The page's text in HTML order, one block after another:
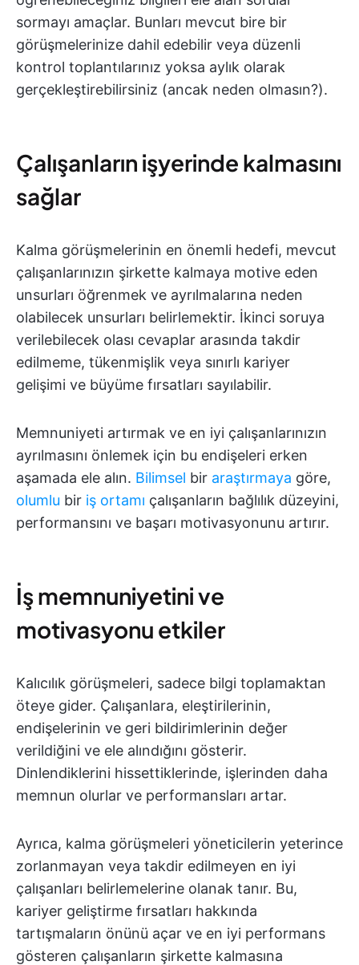
sormayı amaçlar. Bunları mevcut bire bir
görüşmelerinize dahil edebilir veya düzenli
kontrol toplantılarınız yoksa aylık olarak
gerçekleştirebilirsiniz (ancak neden olmasın?).
Çalışanların işyerinde kalmasını
sağlar
Kalma görüşmelerinin en önemli hedefi, mevcut
çalışanlarınızın şirkette kalmaya motive eden
unsurları öğrenmek ve ayrılmalarına neden
olabilecek unsurları belirlemektir. İkinci soruya
verilebilecek olası cevaplar arasında takdir
edilmeme, tükenmişlik veya sınırlı kariyer
gelişimi ve büyüme fırsatları sayılabilir.
Memnuniyeti artırmak ve en iyi çalışanlarınızın
ayrılmasını önlemek için bu endişeleri erken
aşamada ele alın. Bilimsel bir araştırmaya göre,
olumlu bir iş ortamı çalışanların bağlılık düzeyini,
performansını ve başarı motivasyonunu artırır.
İş memnuniyetini ve
motivasyonu etkiler
Kalıcılık görüşmeleri, sadece bilgi toplamaktan
öteye gider. Çalışanlara, eleştirilerinin,
endişelerinin ve geri bildirimlerinin değer
verildiğini ve ele alındığını gösterir.
Dinlendiklerini hissettiklerinde, işlerinden daha
memnun olurlar ve performansları artar.
Ayrıca, kalma görüşmeleri yöneticilerin yeterince
zorlanmayan veya takdir edilmeyen en iyi
çalışanları belirlemelerine olanak tanır. Bu,
kariyer geliştirme fırsatları hakkında
tartışmaların önünü açar ve en iyi performans
gösteren çalışanların şirkette kalmasına